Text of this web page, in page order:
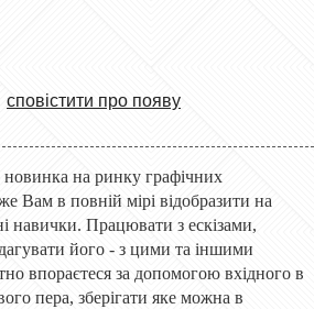
сповістити про появу
на ринку графічних
Вам в повній мірі відобразити на
навички. Працювати з ескізами,
його - з цими та іншими
впораєтеся за допомогою вхідного в
пера, зберігати яке можна в